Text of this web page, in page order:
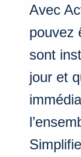
Avec
pouvez
sont
jour et